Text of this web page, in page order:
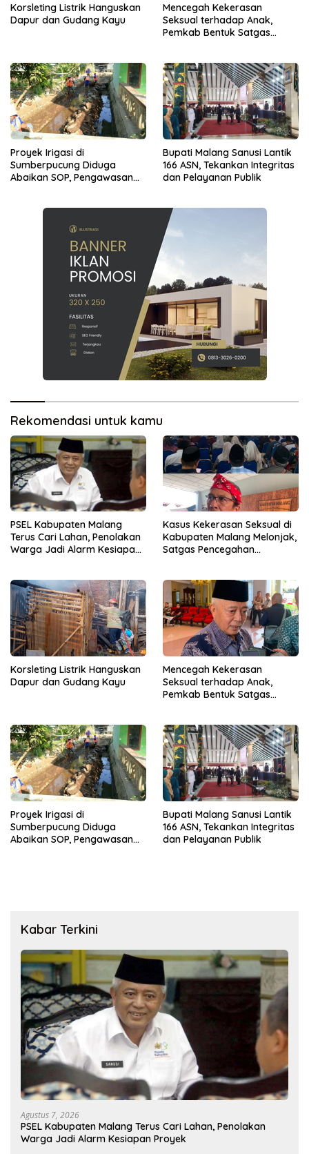
Korsleting Listrik Hanguskan
Dapur dan Gudang Kayu
Mencegah Kekerasan
Seksual terhadap Anak,
Pemkab Bentuk Satgas
Proyek Irigasi di
Sumberpucung Diduga
Abaikan SOP, Pengawasan
Bupati Malang Sanusi Lantik
166 ASN, Tekankan Integritas
dan Pelayanan Publik
Rekomendasi untuk kamu
PSEL Kabupaten Malang
Terus Cari Lahan, Penolakan
Warga Jadi Alarm Kesiapan
Kasus Kekerasan Seksual di
Kabupaten Malang Melonjak,
Satgas Pencegahan
Korsleting Listrik Hanguskan
Dapur dan Gudang Kayu
Mencegah Kekerasan
Seksual terhadap Anak,
Pemkab Bentuk Satgas
Proyek Irigasi di
Sumberpucung Diduga
Abaikan SOP, Pengawasan
Bupati Malang Sanusi Lantik
166 ASN, Tekankan Integritas
dan Pelayanan Publik
Kabar Terkini
Agustus 7, 2026
PSEL Kabupaten Malang Terus Cari Lahan, Penolakan
Warga Jadi Alarm Kesiapan Proyek